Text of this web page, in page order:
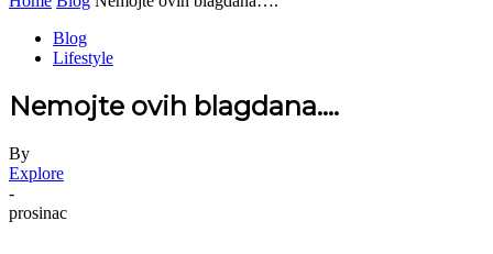
Blog
Lifestyle
Nemojte ovih blagdana….
By
Explore
-
prosinac